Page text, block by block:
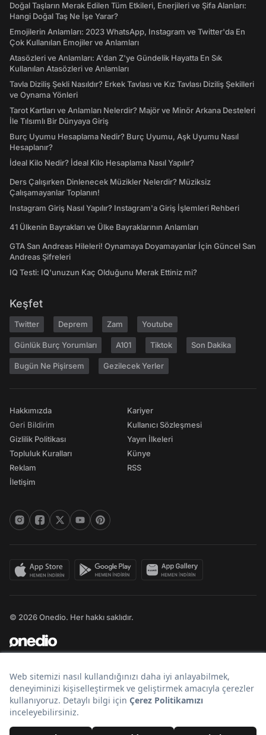
Doğal Taşların Merak Edilen Tüm Etkileri, Enerjileri ve Şifa Alanları:
Hangi Doğal Taş Ne İşe Yarar?
Emojilerin Anlamları: 2023 WhatsApp, Instagram ve Twitter'da En
Çok Kullanılan Emojiler ve Anlamları
Atasözleri ve Anlamları: A'dan Z'ye Gündelik Hayatta En Sık
Kullanılan Atasözleri ve Anlamları
Tavla Diziliş Şekli Nasıldır? Erkek Tavlası ve Kız Tavlası Diziliş Şekilleri
ve Oynama Yönleri
Tarot Kartları ve Anlamları Nelerdir? Majör ve Minör Arkana Desteleri
İle Tılsımlı Bir Dünyaya Giriş
Burç Uyumu Hesaplama Nedir? Burç Uyumu, Aşk Uyumu Nasıl
Hesaplanır?
İdeal Kilo Nedir? İdeal Kilo Hesaplama Nasıl Yapılır?
Ders Çalışırken Dinlenecek Müzikler Nelerdir? Müziksiz
Çalışamayanlar Toplanın!
Instagram Giriş Nasıl Yapılır? Instagram'a Giriş İşlemleri Rehberi
41 Ülkenin Bayrakları ve Ülke Bayraklarının Anlamları
GTA San Andreas Hileleri! Oynamaya Doyamayanlar İçin Güncel San
Andreas Şifreleri
IQ Testi: IQ'unuzun Kaç Olduğunu Merak Ettiniz mi?
Keşfet
Twitter Deprem Zam Youtube
Günlük Burç Yorumları A101 Tiktok Son Dakika
Bugün Ne Pişirsem Gezilecek Yerler
Hakkımızda
Geri Bildirim
Gizlilik Politikası
Topluluk Kuralları
Reklam
İletişim
Kariyer
Kullanıcı Sözleşmesi
Yayın İlkeleri
Künye
RSS
© 2026 Onedio. Her hakkı saklıdır.
Bir markasıdır.